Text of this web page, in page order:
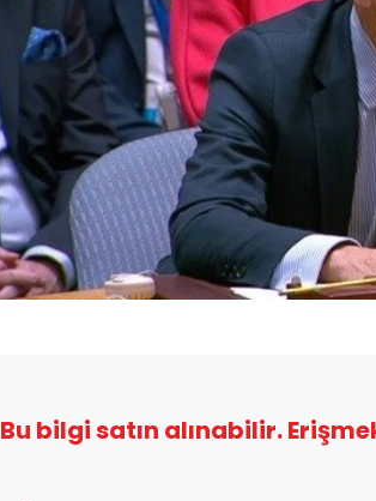
Bu bilgi satın alınabilir.